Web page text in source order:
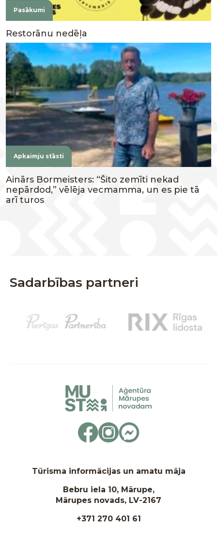
Pasākumi
Restorānu nedēļa
Apkaimju stāsti
Ainārs Bormeisters: “Šito zemīti nekad
nepārdod,” vēlēja vecmamma, un es pie tā
arī turos
Sadarbības partneri
Tūrisma informācijas un amatu māja
Bebru iela 10, Mārupe,
Mārupes novads, LV-2167
+371 270 401 61